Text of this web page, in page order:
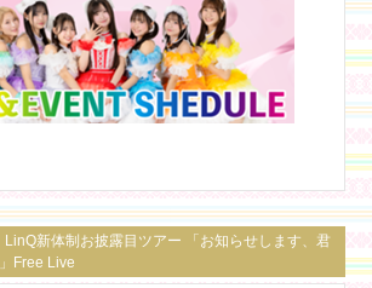
新体制お披露目ツアー 「お知らせします、君
Free Live